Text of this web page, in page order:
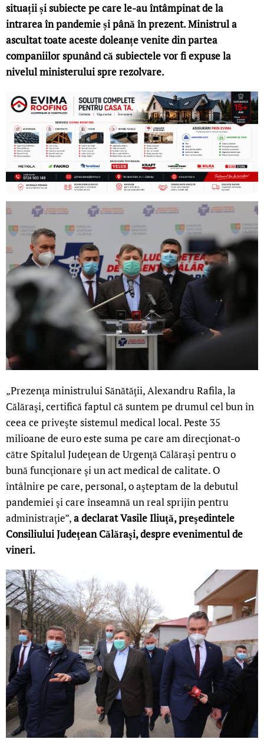
situații și subiecte pe care le-au întâmpinat de la
intrarea în pandemie și până în prezent. Ministrul a
ascultat toate aceste doleanțe venite din partea
companiilor spunând că subiectele vor fi expuse la
nivelul ministerului spre rezolvare.
„Prezenţa ministrului Sănătăţii, Alexandru Rafila, la
Călăraşi, certifică faptul că suntem pe drumul cel bun în
ceea ce priveşte sistemul medical local. Peste 35
milioane de euro este suma pe care am direcţionat-o
către Spitalul Judeţean de Urgenţă Călăraşi pentru o
bună funcţionare şi un act medical de calitate. O
întâlnire pe care, personal, o aşteptam de la debutul
pandemiei şi care înseamnă un real sprijin pentru
administraţie”,a declarat Vasile Iliuţă, preşedintele
Consiliului Judeţean Călăraşi, despre evenimentul de
vineri.